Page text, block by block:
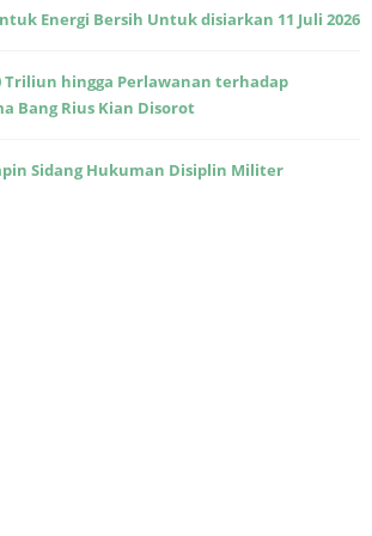
Energi Bersih Untuk disiarkan 11 Juli 2026
Triliun hingga Perlawanan terhadap
Bang Rius Kian Disorot
Sidang Hukuman Disiplin Militer